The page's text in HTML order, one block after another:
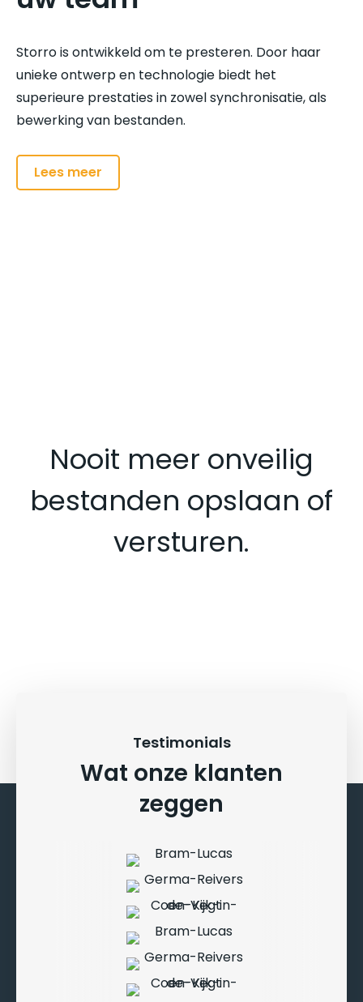
Storro is ontwikkeld om te presteren. Door haar
unieke ontwerp en technologie biedt het
superieure prestaties in zowel synchronisatie, als
bewerking van bestanden.
Lees meer
Nooit meer onveilig
bestanden opslaan of
versturen.
Testimonials
Wat onze klanten
zeggen